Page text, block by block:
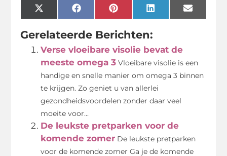
X
(Twitter)
FacebookPinterestLinkedInEmail
Gerelateerde Berichten:
Verse vloeibare visolie bevat de
meeste omega 3 Vloeibare visolie is een
handige en snelle manier om omega 3 binnen
te krijgen. Zo geniet u van allerlei
gezondheidsvoordelen zonder daar veel
moeite voor...
De leukste pretparken voor de
komende zomer De leukste pretparken
voor de komende zomer Ga je de komende